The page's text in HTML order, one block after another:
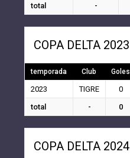
total -
COPA DELTA 2023
temporada Club Goles
2023 TIGRE 0
total
- 0
COPA DELTA 2024